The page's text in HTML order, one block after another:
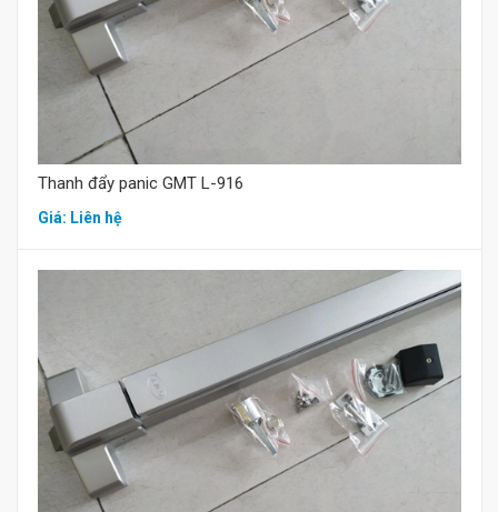
Thanh đẩy panic GMT L-916
Giá: Liên hệ
Mua hàng